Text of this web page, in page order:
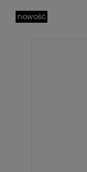
nowość